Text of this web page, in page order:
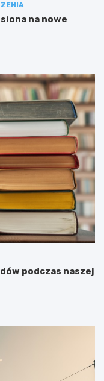
na nowe
podczas naszej